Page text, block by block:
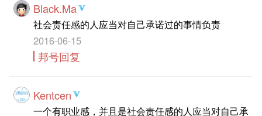
Black.Ma
社会责任感的人应当对自己承诺过的事情负责
2016-06-15
邦号回复
Kentcen
一个有职业感，并且是社会责任感的人应当对自己承